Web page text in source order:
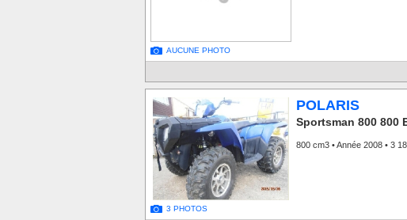
AUCUNE PHOTO
3 PHOTOS
POLARIS
Sportsman 800 800
800 cm3 • Année 2008 • 3